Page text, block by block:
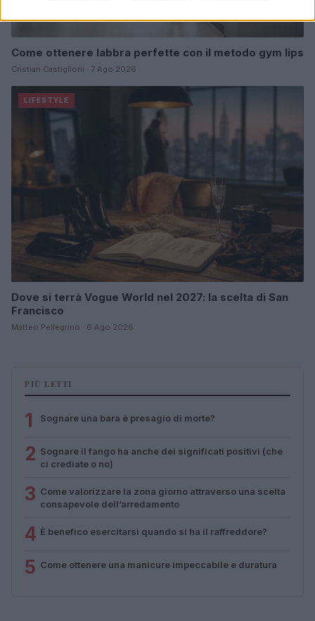
Come ottenere labbra perfette con il metodo gym lips
Cristian Castiglioni · 7 Ago 2026
LIFESTYLE
Dove si terrà Vogue World nel 2027: la scelta di San
Francisco
Matteo Pellegrino · 6 Ago 2026
PIÙ LETTI
1 Sognare una bara è presagio di morte?
2 Sognare il fango ha anche dei significati positivi (che
ci crediate o no)
3 Come valorizzare la zona giorno attraverso una scelta
consapevole dell’arredamento
4 È benefico esercitarsi quando si ha il raffreddore?
5 Come ottenere una manicure impeccabile e duratura